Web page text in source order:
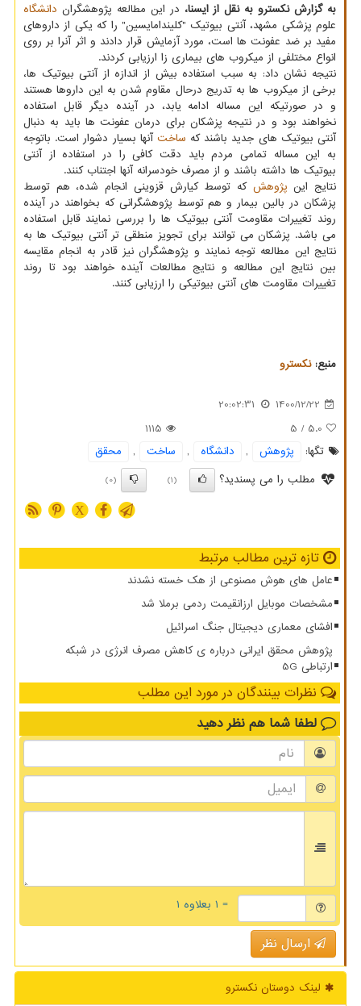
به گزارش نکسترو به نقل از ایسنا، در این مطالعه پژوهشگران دانشگاه
علوم پزشکی مشهد، آنتی بیوتیک "کلیندامایسین" را که یکی از داروهای
مفید بر ضد عفونت ها است، مورد آزمایش قرار دادند و اثر آنرا بر روی
انواع مختلفی از میکروب های بیماری زا ارزیابی کردند.
نتیجه نشان داد: به سبب استفاده بیش از اندازه از آنتی بیوتیک ها،
برخی از میکروب ها به تدریج درحال مقاوم شدن به این داروها هستند
و در صورتیکه این مساله ادامه یابد، در آینده دیگر قابل استفاده
نخواهند بود و در نتیجه پزشکان برای درمان عفونت ها باید به دنبال
آنتی بیوتیک های جدید باشند که ساخت آنها بسیار دشوار است. باتوجه
به این مساله تمامی مردم باید دقت کافی را در استفاده از آنتی
بیوتیک ها داشته باشند و از مصرف خودسرانه آنها اجتناب کنند.
نتایج این پژوهش که توسط کیارش قزوینی انجام شده، هم توسط
پزشکان در بالین بیمار و هم توسط پژوهشگرانی که بخواهند در آینده
روند تغییرات مقاومت آنتی بیوتیک ها را بررسی نمایند قابل استفاده
می باشد. پزشکان می توانند برای تجویز منطقی تر آنتی بیوتیک ها به
نتایج این مطالعه توجه نمایند و پژوهشگران نیز قادر به انجام مقایسه
بین نتایج این مطالعه و نتایج مطالعات آینده خواهند بود تا روند
تغییرات مقاومت های آنتی بیوتیکی را ارزیابی کنند.
منبع:نكسترو
1400/12/22
20:02:31
5.0
/ 5
1115
تگها:
پژوهش , دانشگاه , ساخت ,
محقق
مطلب را می پسندید؟
(1)
(0)
X
تازه ترین مطالب مرتبط
عامل های هوش مصنوعی از هک خسته نشدند
مشخصات موبایل ارزانقیمت ردمی برملا شد
افشای معماری دیجیتال جنگ اسرائیل
پژوهش محقق ایرانی درباره ی کاهش مصرف انرژی در شبکه
ارتباطی 5G
نظرات بینندگان در مورد این مطلب
لطفا شما هم نظر دهید
= ۱ بعلاوه ۱
ارسال نظر
لینک دوستان نكسترو